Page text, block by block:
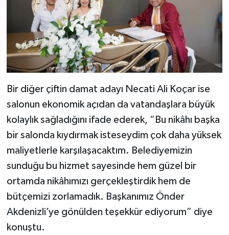
Bir diğer çiftin damat adayı Necati Ali Koçar ise
salonun ekonomik açıdan da vatandaşlara büyük
kolaylık sağladığını ifade ederek, “Bu nikâhı başka
bir salonda kıydırmak isteseydim çok daha yüksek
maliyetlerle karşılaşacaktım. Belediyemizin
sunduğu bu hizmet sayesinde hem güzel bir
ortamda nikâhımızı gerçekleştirdik hem de
bütçemizi zorlamadık. Başkanımız Önder
Akdenizli’ye gönülden teşekkür ediyorum” diye
konuştu.